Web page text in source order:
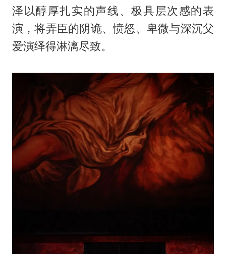
泽以醇厚扎实的声线、极具层次感的表
演，将弄臣的阴诡、愤怒、卑微与深沉父
爱演绎得淋漓尽致。